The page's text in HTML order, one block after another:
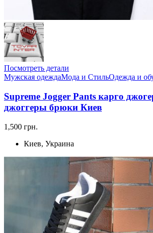
Посмотреть детали
Мужская одеждаМода и СтильОдежда и
Supreme Jogger Pants карго
джоггеры брюки Киев
1,500 грн.
Киев, Украина